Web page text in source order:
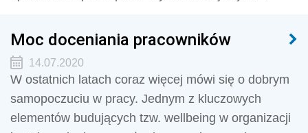
Moc doceniania pracowników
14.07.2020
W ostatnich latach coraz więcej mówi się o dobrym
samopoczuciu w pracy. Jednym z kluczowych
elementów budujących tzw. wellbeing w organizacji